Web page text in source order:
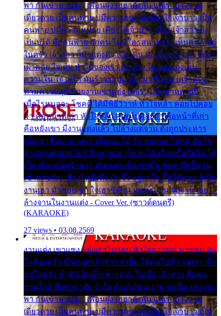
พา กันเข้าพาขวัญ เพื่อนฝูง เฮฮาดังลั่น แต่เราล้างจาน
เดียวดาย เป็นคนพ่าย บ่มีความหมาย เคียงใจเจ้าบ่าว เป็น
คนพ่าย บ่มีความหมาย เคียงใจเจ้าบ่าว เพื่อนเจ้าสาว ยัง
เป็นบ่ได้ คือคนพ่าย ฮักคน ไม่มีใครสน เขาไม่เห็นคน ที่อยู่
ในครัว เจ้าสาว ก็มัวแต่งตัว สวยเด่น นั่งเคียงเจ้าบ่าว ที่เขา
เฝ้าคอย ใจเต้น หัวใจของเรา ลำเค็ญ ใครจะมองเห็น
ความใน ใจ เศร้า มันร้าวระบม ต้องมาขื่นขม เศร้าตรม
ท่ามความสุขี ช่วยงานเขาแต่ง แต่เรา แล้งมาหลายปี
เมื่อไรหนอจะ โชคดี ได้มีพิธีวิวาห์ หัวใจหล้า คอยไปคอย
มา คือหน้าที่เก่า หัวใจหล้า คอยไปคอยมา คือหน้าที่เก่า
คือหยังเขา มีงานแต่งแล้ว ไปล้างแต่จาน ดั่งถูกประหาร
เมื่อเขาชื่นบาน แต่เราขื่นขม โอ้ รัก ลอยลม ไม่สม ดัง ใจ
ล้างจานคอยคู่ ไม่รู้ อีกนานเท่าใด จะได้ เลื่อนขั้นบันได ได้
เป็น ตำแหน่งเจ้าสาว มันเหงา เห็นเขามีคู่ ซมดู มีคู่ก็ม่วน
เข้าพาขวัญ เสียงโห่ตึงตึง มันซึ้ง อยู่แก่ใจ มื้อใด๋หนอ สิเป็น
งานเฮา มัวซอยเขา ใจเฮาซิด้าน มันทรมาน จับจาน เอย…
ล้างจานในงานแต่ง - Cover Ver. (ซาวด์ดนตรี)
(KARAOKE)
27 views • 03.08.2569
งานแต่ง เขาแซง แย่งเอาไปก่อน หัวใจอาวรณ์ มาซ่อน อยู่
ในห้องครัว ข้างนอกเจ้าสาว ส่งยิ้ม ให้คนไปทั่ว แต่เรา เฝ้า
อยู่ในครัว ทำตัวเป็นเด็ก ล้างจาน ในเมื่อ เจ้าสาว คือคน
บ้านใกล้ พึ่งพาอาศัย จำใจ ต้องไปช่วยงาน พอถึงเวลา เขา
พา กันเข้าพาขวัญ เพื่อนฝูง เฮฮาดังลั่น แต่เราล้างจาน
เดียวดาย เป็นคนพ่าย บ่มีความหมาย เคียงใจเจ้าบ่าว เป็น